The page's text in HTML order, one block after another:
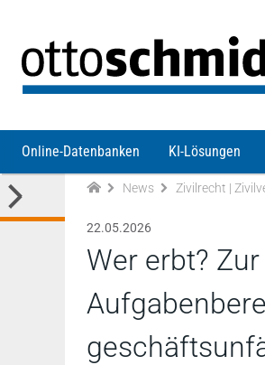
Online-Datenbanken KI-Lösungen
News Zivilrecht |
22.05.2026
Wer erbt?